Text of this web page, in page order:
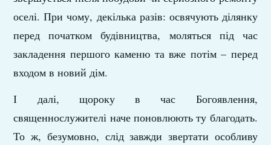
оселі. При чому, декілька разів: освячують ділянку
перед початком будівництва, моляться під час
закладення першого каменю та вже потім – перед
входом в новий дім.
І далі, щороку в час Богоявлення,
священнослужителі наче поновлюють ту благодать.
То ж, безумовно, слід завжди звертати особливу